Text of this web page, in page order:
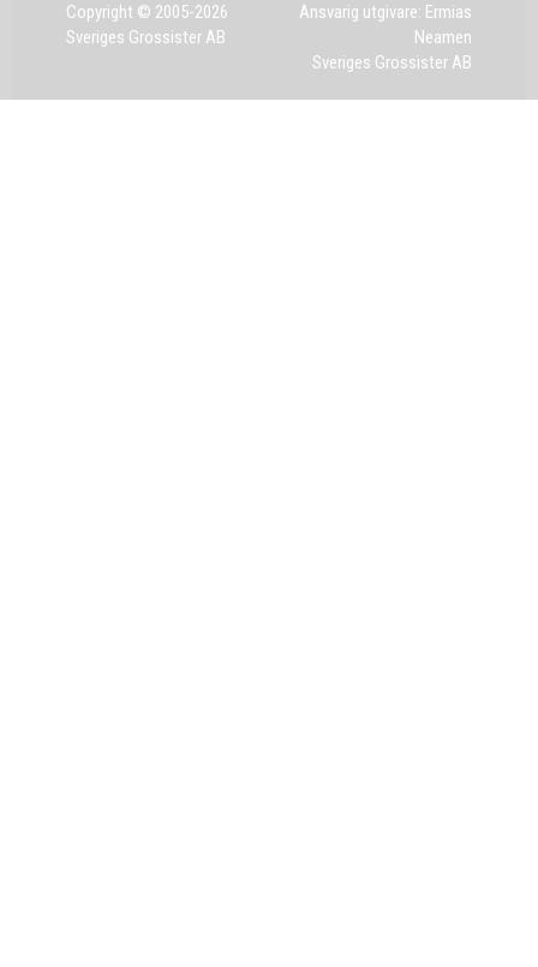
Copyright © 2005-2026
Sveriges Grossister AB
Ansvarig utgivare: Ermias
Neamen
Sveriges Grossister AB